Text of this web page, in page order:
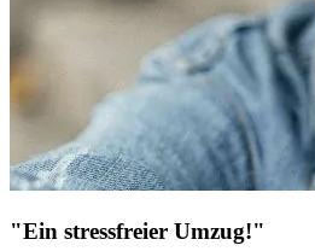
"Ein stressfreier Umzug!"